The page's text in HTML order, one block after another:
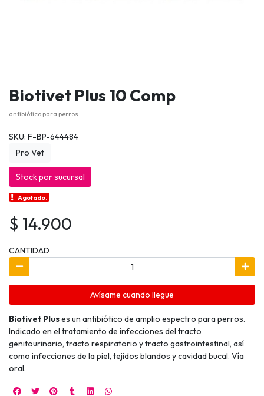
Biotivet Plus 10 Comp
antibiótico para perros
SKU: F-BP-644484
Pro Vet
Stock por sucursal
Agotado.
$ 14.900
CANTIDAD
Avísame cuando llegue
Biotivet Pluses un antibiótico de amplio espectro para perros.
Indicado en el tratamiento de infecciones del tracto
genitourinario, tracto respiratorio y tracto gastrointestinal, así
como infecciones de la piel, tejidos blandos y cavidad bucal. Vía
oral.